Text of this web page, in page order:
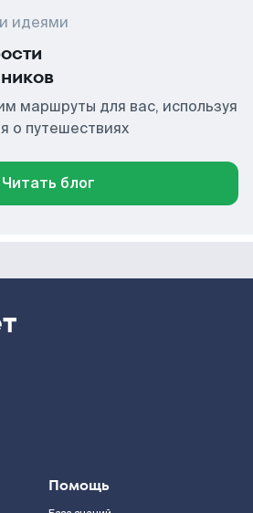
идеями
маршруты для вас, используя
о путешествиях
Читать блог
Помощь